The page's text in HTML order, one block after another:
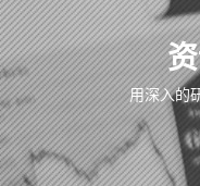
用深入的